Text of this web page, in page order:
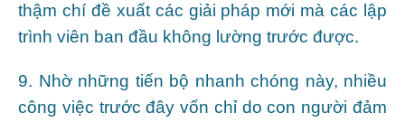
thậm chí đề xuất các giải pháp mới mà các lập
trình viên ban đầu không lường trước được.
9. Nhờ những tiến bộ nhanh chóng này, nhiều
công việc trước đây vốn chỉ do con người đảm